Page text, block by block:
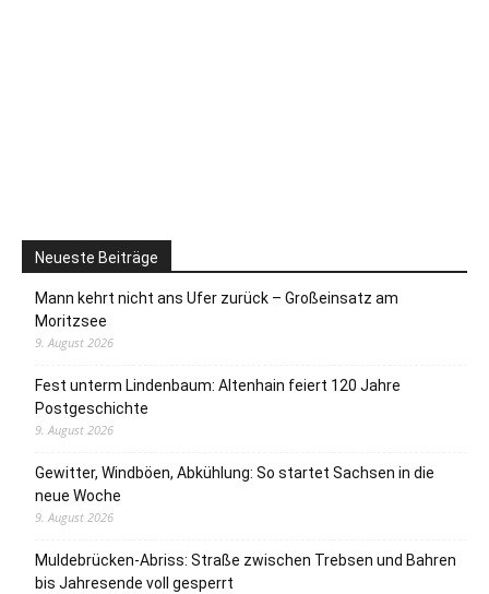
Neueste Beiträge
Mann kehrt nicht ans Ufer zurück – Großeinsatz am
Moritzsee
9. August 2026
Fest unterm Lindenbaum: Altenhain feiert 120 Jahre
Postgeschichte
9. August 2026
Gewitter, Windböen, Abkühlung: So startet Sachsen in die
neue Woche
9. August 2026
Muldebrücken-Abriss: Straße zwischen Trebsen und Bahren
bis Jahresende voll gesperrt